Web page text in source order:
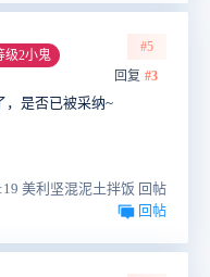
级2小鬼
#5
回复 #3
，是否已被采纳~
美利坚混泥土拌饭 回帖
回帖